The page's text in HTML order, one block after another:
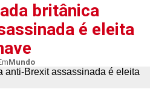
britânica
é eleita
Mundo